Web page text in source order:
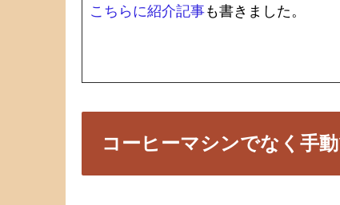
こちらに紹介記事も書きました。
コーヒーマシンでなく手